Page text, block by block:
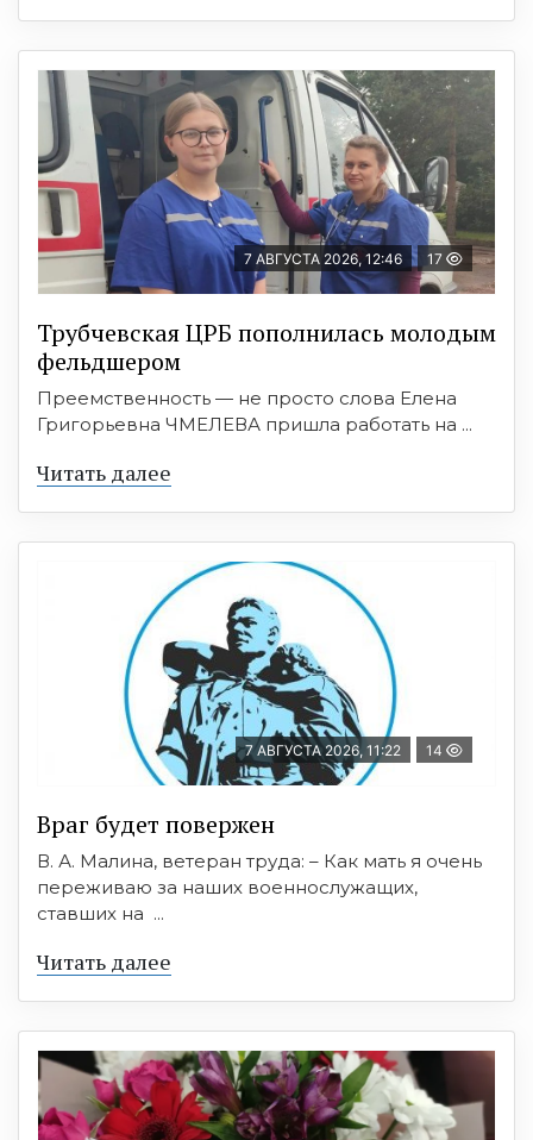
7 АВГУСТА 2026, 12:46 17
Трубчевская ЦРБ пополнилась молодым
фельдшером
Преемственность — не просто слова Елена
Григорьевна ЧМЕЛЕВА пришла работать на ...
Читать далее
7 АВГУСТА 2026, 11:22 14
Враг будет повержен
В. А. Малина, ветеран труда: – Как мать я очень
переживаю за наших военнослужащих,
ставших на ...
Читать далее